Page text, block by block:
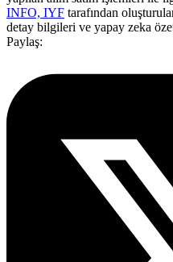
INFO, IYF tarafından
detay bilgileri ve yapay zeka
Paylaş: